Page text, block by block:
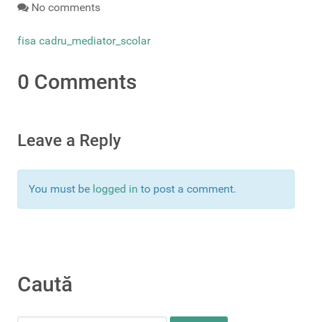
No comments
fisa cadru_mediator_scolar
0 Comments
Leave a Reply
You must be logged in to post a comment.
Caută